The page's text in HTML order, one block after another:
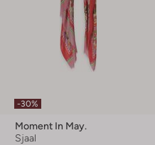
-30%
Moment In May.
Sjaal